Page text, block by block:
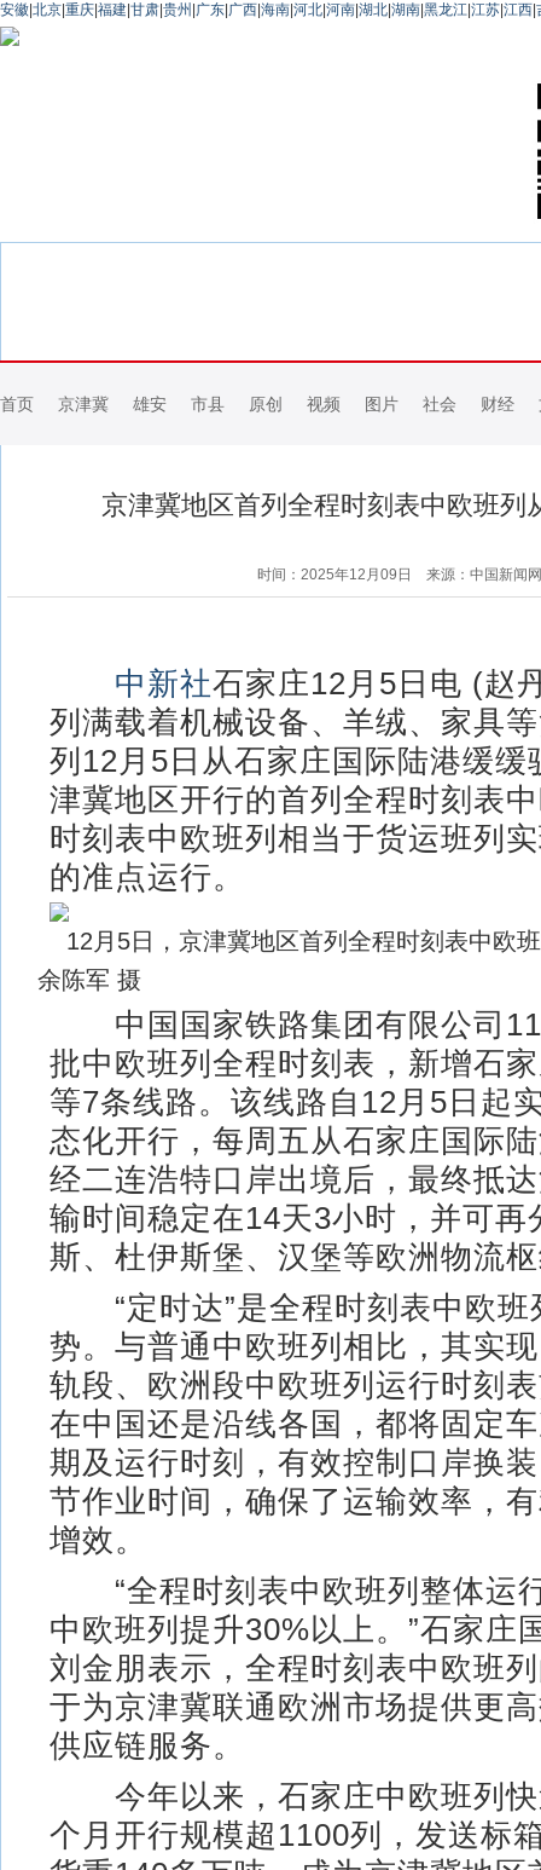
安徽 北京 重庆 福建 甘肃 贵州 广东 广西 海南 河北 河南 湖北 湖南 黑龙江 江苏 江西
首页 京津冀 雄安 市县 原创 视频 图片 社会 财经
京津冀地区首列全程时刻表中欧班列
时间：2025年12月09日 来源：中国新闻网
中新社石家庄12月5日电 (赵
列满载着机械设备、羊绒、家具
列12月5日从石家庄国际陆港缓缓
津冀地区开行的首列全程时刻表
时刻表中欧班列相当于货运班列
的准点运行。
12月5日，京津冀地区首列全程时刻表中
余陈军 摄
中国国家铁路集团有限公司11
批中欧班列全程时刻表，新增石
等7条线路。该线路自12月5日起
态化开行，每周五从石家庄国际
经二连浩特口岸出境后，最终抵
输时间稳定在14天3小时，并可再
斯、杜伊斯堡、汉堡等欧洲物流
“定时达”是全程时刻表中欧班
势。与普通中欧班列相比，其实
轨段、欧洲段中欧班列运行时刻
在中国还是沿线各国，都将固定
期及运行时刻，有效控制口岸换
节作业时间，确保了运输效率，
增效。
“全程时刻表中欧班列整体运
中欧班列提升30%以上。”石家庄
刘金朋表示，全程时刻表中欧班
于为京津冀联通欧洲市场提供更
供应链服务。
今年以来，石家庄中欧班列快
个月开行规模超1100列，发送标